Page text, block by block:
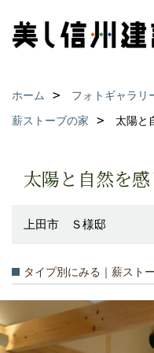
ホーム フォトギャラリ
薪ストーブの家
太陽と
太陽と自然を
上田市 Ｓ様邸
タイプ別にみる｜薪スト